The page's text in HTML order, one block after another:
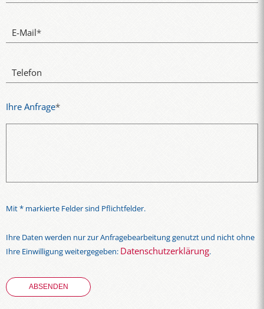
E-Mail*
Telefon
Ihre Anfrage*
Mit * markierte Felder sind Pflichtfelder.
Ihre Daten werden nur zur Anfragebearbeitung genutzt und nicht ohne
Ihre Einwilligung weitergegeben: Datenschutzerklärung.